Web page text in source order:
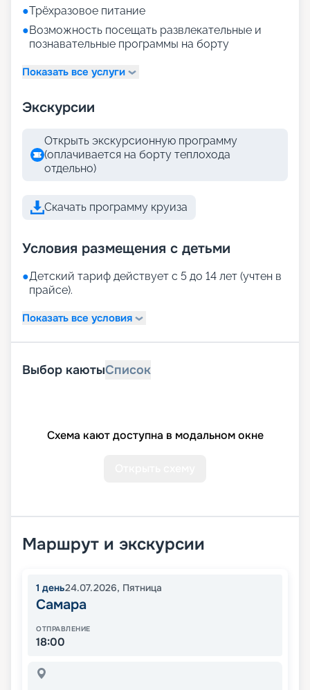
●Трёхразовое питание
●Возможность посещать развлекательные и
познавательные программы на борту
Показать все услуги
Экскурсии
Открыть экскурсионную программу
(оплачивается на борту теплохода
отдельно)
Скачать программу круиза
Условия размещения с детьми
●Детский тариф действует с 5 до 14 лет (учтен в
прайсе).
Показать все условия
Выбор каютыСписок
Схема кают доступна в модальном окне
Маршрут и экскурсии
1 день24.07.2026, Пятница
Самара
ОТПРАВЛЕНИЕ
18:00